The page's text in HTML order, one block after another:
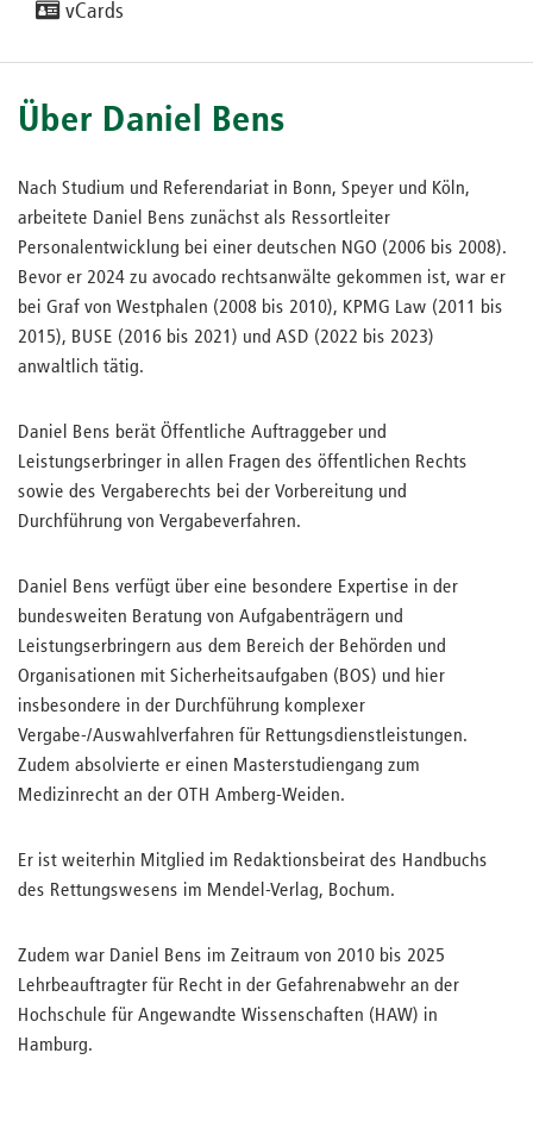
vCards
Über Daniel Bens
Nach Studium und Referendariat in Bonn, Speyer und Köln,
arbeitete Daniel Bens zunächst als Ressortleiter
Personalentwicklung bei einer deutschen NGO (2006 bis 2008).
Bevor er 2024 zu avocado rechtsanwälte gekommen ist, war er
bei Graf von Westphalen (2008 bis 2010), KPMG Law (2011 bis
2015), BUSE (2016 bis 2021) und ASD (2022 bis 2023)
anwaltlich tätig.
Daniel Bens berät Öffentliche Auftraggeber und
Leistungserbringer in allen Fragen des öffentlichen Rechts
sowie des Vergaberechts bei der Vorbereitung und
Durchführung von Vergabeverfahren.
Daniel Bens verfügt über eine besondere Expertise in der
bundesweiten Beratung von Aufgabenträgern und
Leistungserbringern aus dem Bereich der Behörden und
Organisationen mit Sicherheitsaufgaben (BOS) und hier
insbesondere in der Durchführung komplexer
Vergabe-/Auswahlverfahren für Rettungsdienstleistungen.
Zudem absolvierte er einen Masterstudiengang zum
Medizinrecht an der OTH Amberg-Weiden.
Er ist weiterhin Mitglied im Redaktionsbeirat des Handbuchs
des Rettungswesens im Mendel-Verlag, Bochum.
Zudem war Daniel Bens im Zeitraum von 2010 bis 2025
Lehrbeauftragter für Recht in der Gefahrenabwehr an der
Hochschule für Angewandte Wissenschaften (HAW) in
Hamburg.